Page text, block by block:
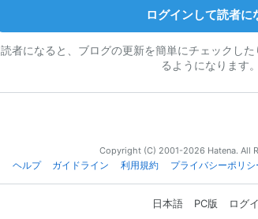
ログインして読者に
読者になると、ブログの更新を簡単にチェックし
るようになります。
Copyright (C) 2001-2026 Hatena. All
ヘルプ
ガイドライン 利用規約 プライバシーポリシ
日本語 PC版 ログ